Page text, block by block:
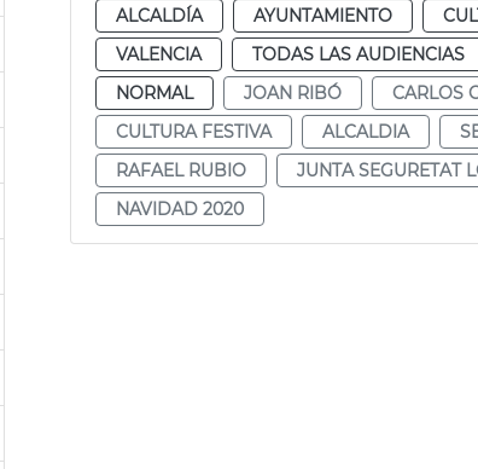
ALCALDÍA AYUNTAMIENTO
VALENCIA
TODAS LAS AUDIENCIAS
NORMAL
JOAN RIBÓ CARLOS
CULTURA FESTIVA
ALCALDIA
RAFAEL RUBIO
JUNTA SEGURETAT
NAVIDAD 2020